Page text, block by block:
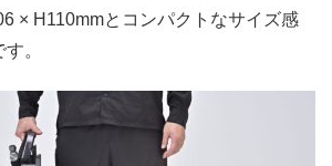
× H110mmとコンパクトなサイズ感
。